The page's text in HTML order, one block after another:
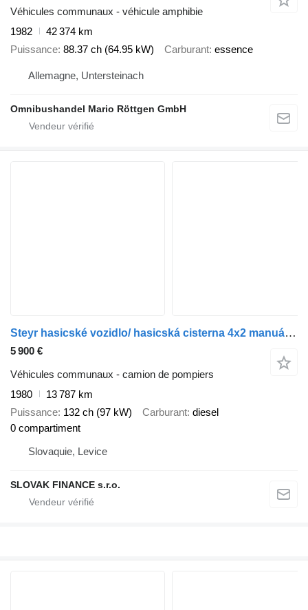
Véhicules communaux - véhicule amphibie
1982
42 374 km
Puissance 88.37 ch (64.95 kW) Carburant essence
Allemagne, Untersteinach
Omnibushandel Mario Röttgen GmbH
Steyr hasicské vozidlo/ hasicská cisterna 4x2 manuál VIN 194
5 900 €
Véhicules communaux - camion de pompiers
1980
13 787 km
Puissance 132 ch (97 kW) Carburant diesel
0 compartiment
Slovaquie, Levice
SLOVAK FINANCE s.r.o.